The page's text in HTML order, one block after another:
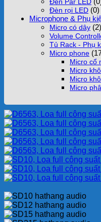
Đèn rọi LED (0)
Microphone & Phụ
Micro có dây (2)
Volume
Tủ Rack - Phụ
Micro phone
Micro cổ
Micro
Micro
Micro